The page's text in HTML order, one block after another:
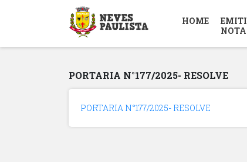
HOME
PORTARIA N°177/2025- RESOLVE
PORTARIA N°177/2025- RESOLVE